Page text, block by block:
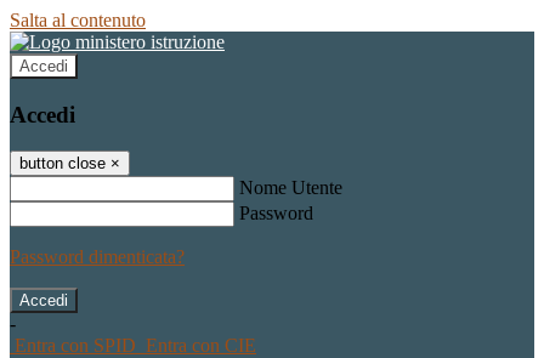
Salta al contenuto
Accedi
Accedi
button close ×
Nome Utente
Password
Password dimenticata?
-
Entra con SPID Entra con CIE